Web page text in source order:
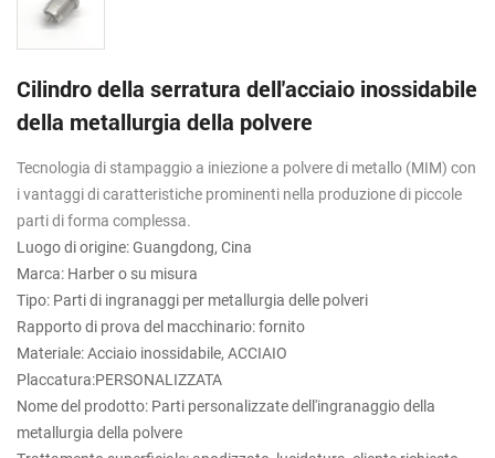
Cilindro della serratura dell'acciaio inossidabile
della metallurgia della polvere
Tecnologia di stampaggio a iniezione a polvere di metallo (MIM) con
i vantaggi di caratteristiche prominenti nella produzione di piccole
parti di forma complessa.
Luogo di origine: Guangdong, Cina
Marca: Harber o su misura
Tipo: Parti di ingranaggi per metallurgia delle polveri
Rapporto di prova del macchinario: fornito
Materiale: Acciaio inossidabile, ACCIAIO
Placcatura:PERSONALIZZATA
Nome del prodotto: Parti personalizzate dell'ingranaggio della
metallurgia della polvere